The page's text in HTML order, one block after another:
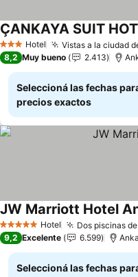
3 Estrellas
Hotel Vistas a la ciudad
ÇANKAYA SUIT
8,2 Muy bueno 2.413
Seleccioná las fechas
precios exactos
5 Estrellas Hotel Dos piscinas
JW Marriott Hotel
9,2 Excelente 6.599
Seleccioná las fechas